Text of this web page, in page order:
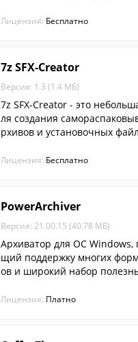
проверки целостности
Лицензия: Бесплатно
7z SFX-Creator
Версия: 1.3 (1.4 МБ)
7z SFX-Creator - это
ля создания
рхивов и установочных
Лицензия: Бесплатно
PowerArchiver
Версия: 21.00.15 (40.78 МБ)
Архиватор для ОС Windows,
щий поддержку многих
ов и широкий набор
Лицензия: Платно